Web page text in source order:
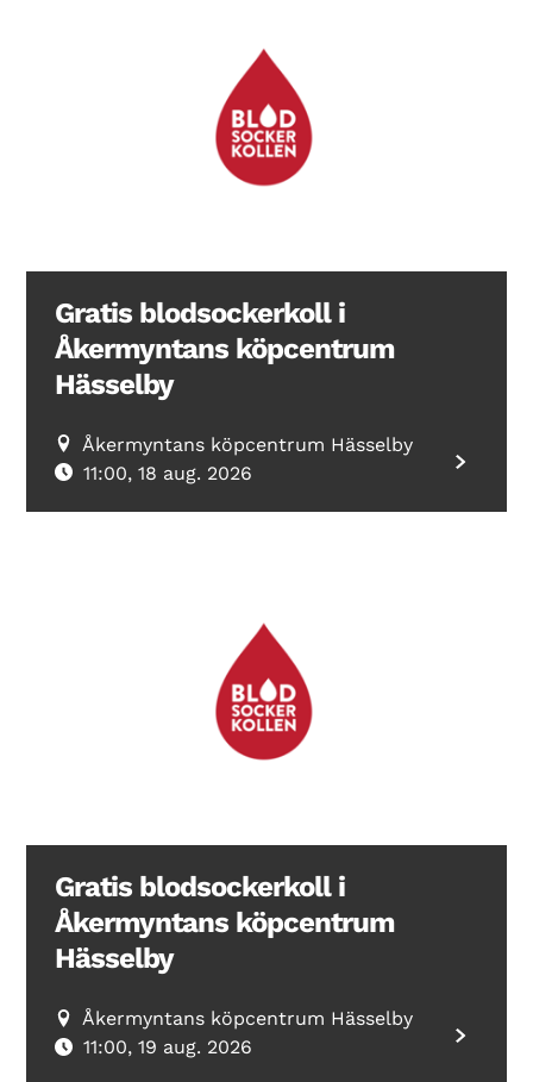
Search Diabetes Wellness Sverige
Gratis blodsockerkoll i
Åkermyntans köpcentrum
Hässelby
Åkermyntans köpcentrum Hässelby
11:00, 18 aug. 2026
Gratis blodsockerkoll i
Åkermyntans köpcentrum
Hässelby
Åkermyntans köpcentrum Hässelby
11:00, 19 aug. 2026